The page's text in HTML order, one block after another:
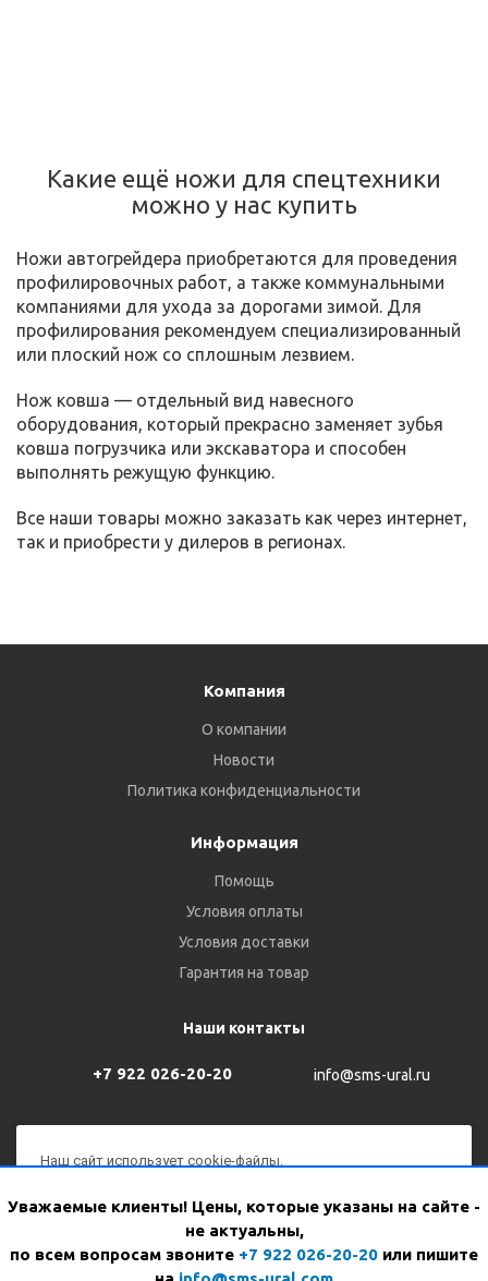
Какие ещё ножи для спецтехники
можно у нас купить
Ножи автогрейдера приобретаются для проведения
профилировочных работ, а также коммунальными
компаниями для ухода за дорогами зимой. Для
профилирования рекомендуем специализированный
или плоский нож со сплошным лезвием.
Нож ковша — отдельный вид навесного
оборудования, который прекрасно заменяет зубья
ковша погрузчика или экскаватора и способен
выполнять режущую функцию.
Все наши товары можно заказать как через интернет,
так и приобрести у дилеров в регионах.
Компания
О компании
Новости
Политика конфиденциальности
Информация
Помощь
Условия оплаты
Условия доставки
Гарантия на товар
Наши контакты
+7 922 026-20-20 info@sms-ural.ru
Версия для печати
Наш сайт использует cookie-файлы.
обработку персональных данных с использованием Яндекс
Метрики в соответствии сполитикой конфиденциальности
Уважаемые клиенты! Цены, которые указаны на сайте -
не актуальны,
по всем вопросам звоните +7 922 026-20-20 или пишите